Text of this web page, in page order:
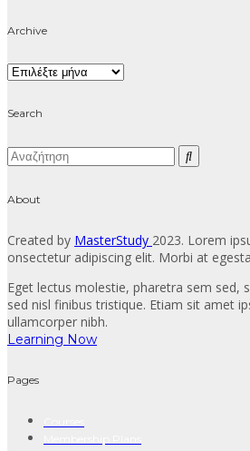
Archive
Archive
Search
About
Created by MasterStudy 2023. Lorem
onsectetur adipiscing elit. Morbi at
Eget lectus molestie, pharetra sem sed,
sed nisl finibus tristique. Etiam sit amet
ullamcorper nibh.
Learning Now
Pages